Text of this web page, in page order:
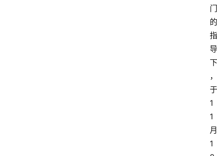
门
的
指
导
下
，
于
1
1
月
1